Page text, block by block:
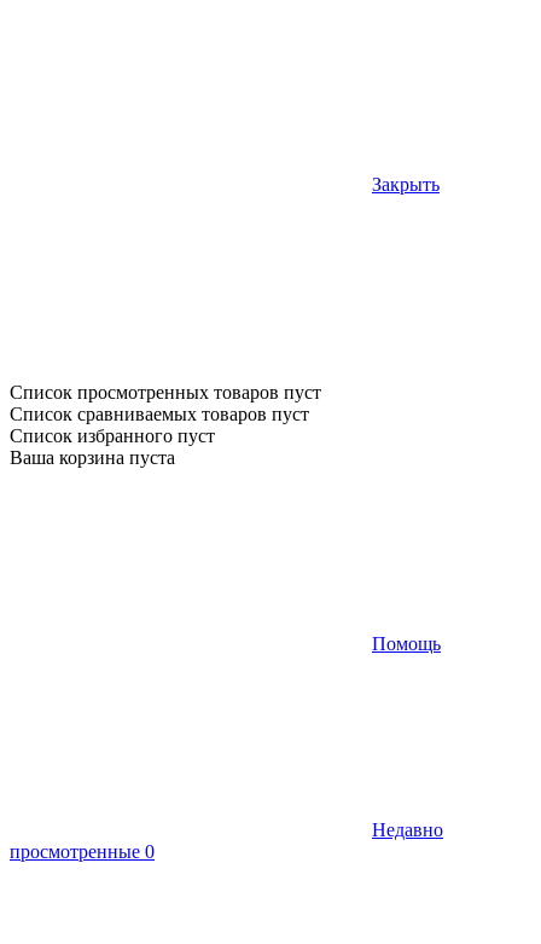
Закрыть
Список просмотренных товаров пуст
Список сравниваемых товаров пуст
Список избранного пуст
Ваша корзина пуста
Помощь
Недавно
просмотренные 0